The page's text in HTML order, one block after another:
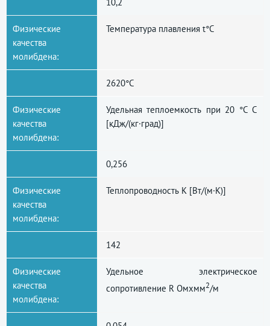
Физические
качества
молибдена:
Температура плавления t°С
2620°С
Физические
качества
молибдена:
Удельная теплоемкость при 20 °C С
[кДж/(кг·град)]
0,256
Физические
качества
молибдена:
Теплопроводность К [Вт/(м·К)]
142
Физические
качества
молибдена:
Удельное электрическое
сопротивление R Омxмм2/м